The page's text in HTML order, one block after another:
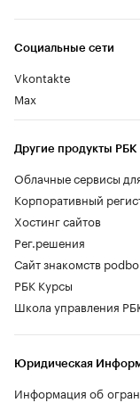
Социальные сети
Vkontakte
Max
Другие продукты РБК
Облачные сервисы
Корпоративный
Хостинг сайтов
Рег.решения
Сайт знакомств
РБК Курсы
Школа управления
Юридическая
Информация об